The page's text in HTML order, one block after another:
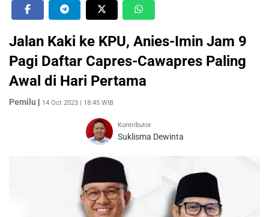
Jalan Kaki ke KPU, Anies-Imin Jam 9
Pagi Daftar Capres-Cawapres Paling
Awal di Hari Pertama
Pemilu | 14 Oct 2023 | 18:45 WIB
Kontributor
Suklisma Dewinta